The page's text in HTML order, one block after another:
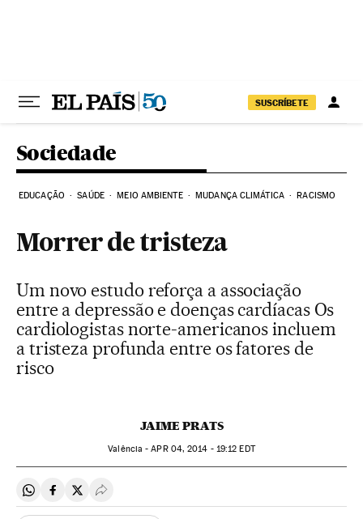
SUSCRÍBETE
Sociedade
EDUCAÇÃO SAÚDE MEIO AMBIENTE MUDANÇA CLIMÁTICA RACISMO
Morrer de tristeza
Um novo estudo reforça a associação
entre a depressão e doenças cardíacas Os
cardiologistas norte-americanos incluem
a tristeza profunda entre os fatores de
risco
JAIME PRATS
Valência -APR04, 2014 - 19:12 EDT
Compartir en Whatsapp
Compartir en Facebook
Compartir en Twitter
Desplegar Redes Sociales